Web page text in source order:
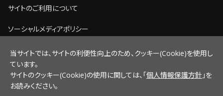
サイトのご利用について
ソーシャルメディアポリシー
個人情報保護方針
脆弱性情報開示ポリシー
サイトマップ
当サイトでは、サイトの利便性向上のため、クッキー(Cookie)を使用し
ています。
サイトのクッキー(Cookie)の使用に関しては、「個人情報保護方針 」を
お読みください。